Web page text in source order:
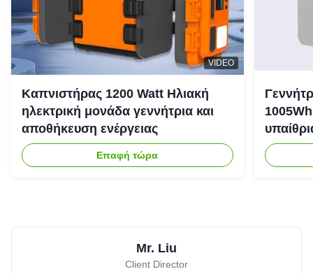
VIDEO
Καπνιστήρας 1200 Watt Ηλιακή
ηλεκτρική μονάδα γεννήτρια και
αποθήκευση ενέργειας
Επαφή τώρα
Mr. Liu
Client Director